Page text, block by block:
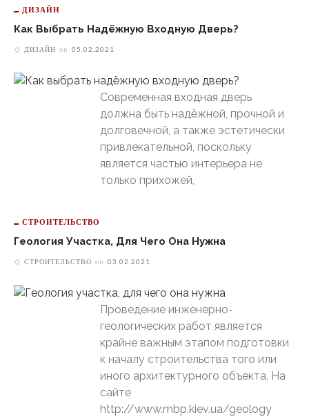
ДИЗАЙН
Как Выбрать Надёжную Входную Дверь?
ДИЗАЙН on 05.02.2021
Современная входная дверь
должна быть надёжной, прочной и
долговечной, а также эстетически
привлекательной, поскольку
является частью интерьера не
только прихожей,
СТРОИТЕЛЬСТВО
Геология Участка, Для Чего Она Нужна
СТРОИТЕЛЬСТВО on 03.02.2021
Проведение инженерно-
геологических работ является
крайне важным этапом подготовки
к началу строительства того или
иного архитектурного объекта. На
сайте
http://www.mbp.kiev.ua/geology